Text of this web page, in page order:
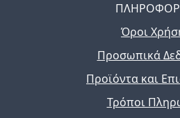
Όροι
Προσωπικά
Προϊόντα και
Τρόποι